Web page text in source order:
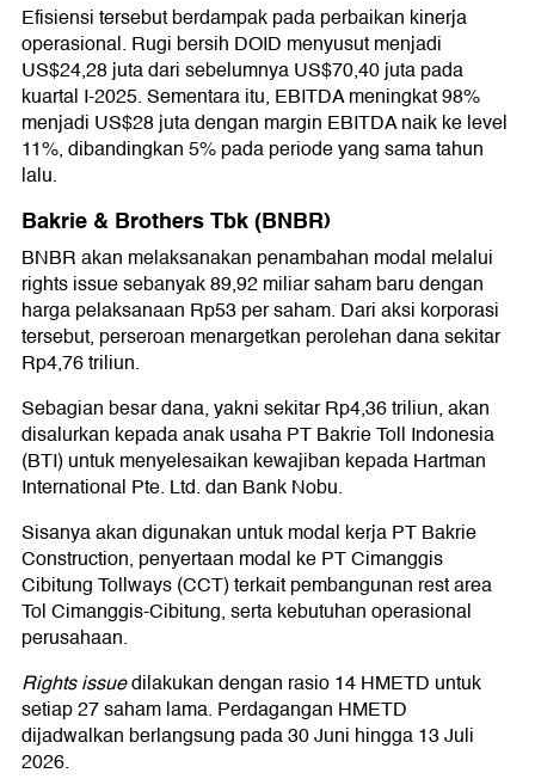
Efisiensi tersebut berdampak pada perbaikan kinerja
operasional. Rugi bersih DOID menyusut menjadi
US$24,28 juta dari sebelumnya US$70,40 juta pada
kuartal I-2025. Sementara itu, EBITDA meningkat 98%
menjadi US$28 juta dengan margin EBITDA naik ke level
11%, dibandingkan 5% pada periode yang sama tahun
lalu.
Bakrie & Brothers Tbk (BNBR)
BNBR akan melaksanakan penambahan modal melalui
rights issue sebanyak 89,92 miliar saham baru dengan
harga pelaksanaan Rp53 per saham. Dari aksi korporasi
tersebut, perseroan menargetkan perolehan dana sekitar
Rp4,76 triliun.
Sebagian besar dana, yakni sekitar Rp4,36 triliun, akan
disalurkan kepada anak usaha PT Bakrie Toll Indonesia
(BTI) untuk menyelesaikan kewajiban kepada Hartman
International Pte. Ltd. dan Bank Nobu.
Sisanya akan digunakan untuk modal kerja PT Bakrie
Construction, penyertaan modal ke PT Cimanggis
Cibitung Tollways (CCT) terkait pembangunan rest area
Tol Cimanggis-Cibitung, serta kebutuhan operasional
perusahaan.
Rights issuedilakukan dengan rasio 14 HMETD untuk
setiap 27 saham lama. Perdagangan HMETD
dijadwalkan berlangsung pada 30 Juni hingga 13 Juli
2026.